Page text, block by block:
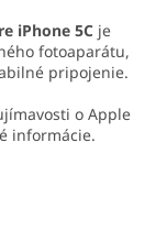
iPhone 5C je
fotoaparátu,
pripojenie.
o Apple
informácie.